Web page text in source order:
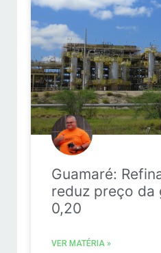
Guamaré:
reduz preço da
0,20
VER MATÉRIA »